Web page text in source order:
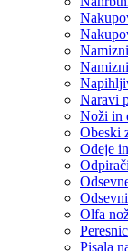
Naravi
Noži in
Obeski
Odeje
Odpirači
Olfa
Pisala